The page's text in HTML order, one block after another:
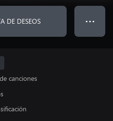
DE DESEOS ● ● ●
canciones